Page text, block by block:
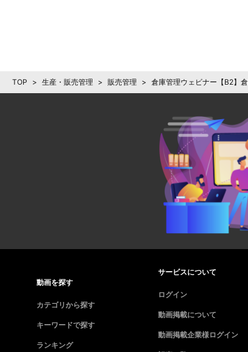
TOP > 生産・販売管理 > 販売管理 > 倉庫管理ウェビナー【B2】
動画を探す
カテゴリから探す
キーワードで探す
ランキング
サービスについて
ログイン
動画掲載について
動画掲載企業様ログイン